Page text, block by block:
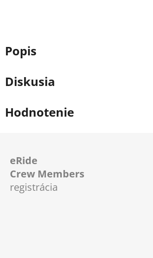
Popis
Diskusia
Hodnotenie
eRide
Crew Members
registrácia